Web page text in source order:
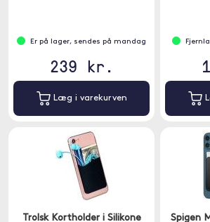
Er på lager, sendes på mandag
239 kr.
Læg i varekurven
Trolsk Kortholder i Silikone
Spigen